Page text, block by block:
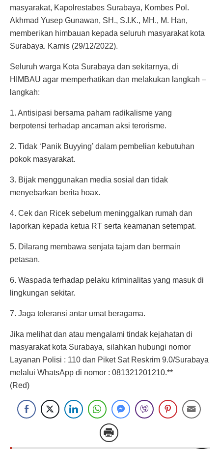
masyarakat, Kapolrestabes Surabaya, Kombes Pol.
Akhmad Yusep Gunawan, SH., S.I.K., MH., M. Han,
memberikan himbauan kepada seluruh masyarakat kota
Surabaya. Kamis (29/12/2022).
Seluruh warga Kota Surabaya dan sekitarnya, di
HIMBAU agar memperhatikan dan melakukan langkah –
langkah:
1. Antisipasi bersama paham radikalisme yang
berpotensi terhadap ancaman aksi terorisme.
2. Tidak ‘Panik Buyying’ dalam pembelian kebutuhan
pokok masyarakat.
3. Bijak menggunakan media sosial dan tidak
menyebarkan berita hoax.
4. Cek dan Ricek sebelum meninggalkan rumah dan
laporkan kepada ketua RT serta keamanan setempat.
5. Dilarang membawa senjata tajam dan bermain
petasan.
6. Waspada terhadap pelaku kriminalitas yang masuk di
lingkungan sekitar.
7. Jaga toleransi antar umat beragama.
Jika melihat dan atau mengalami tindak kejahatan di
masyarakat kota Surabaya, silahkan hubungi nomor
Layanan Polisi : 110 dan Piket Sat Reskrim 9.0/Surabaya
melalui WhatsApp di nomor : 081321201210.**
(Red)